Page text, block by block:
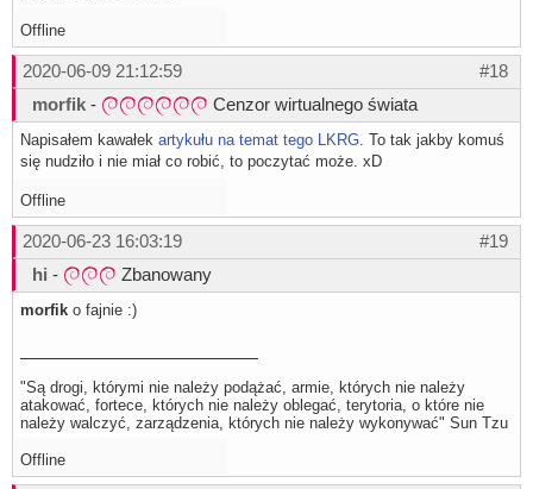
Offline
#18
2020-06-09 21:12:59
morfik - Cenzor wirtualnego świata
Napisałem kawałek artykułu na temat tego LKRG. To tak jakby komuś
się nudziło i nie miał co robić, to poczytać może. xD
Offline
#19
2020-06-23 16:03:19
hi - Zbanowany
morfik o fajnie :)
"Są drogi, którymi nie należy podążać, armie, których nie należy
atakować, fortece, których nie należy oblegać, terytoria, o które nie
należy walczyć, zarządzenia, których nie należy wykonywać" Sun Tzu
Offline